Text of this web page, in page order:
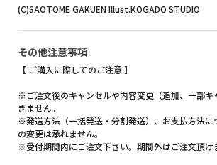
(C)SAOTOME GAKUEN Illust.KOGADO STUDIO
その他注意事項
【 ご購入に際してのご注意 】
※ご注文後のキャンセルや内容変更（追加、一部キ
きません。
※発送方法（一括発送・分割発送）、お支払方法に
の変更は承れません。
※受付期間内にご注文下さい。期間外はご注文頂け